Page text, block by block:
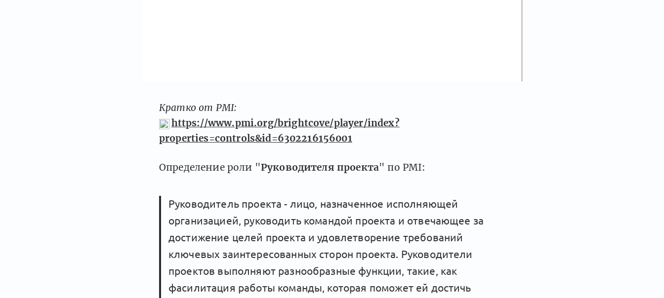
Кратко от PMI:
https://www.pmi.org/brightcove/player/index?
properties=controls&id=6302216156001
Определение роли "Руководителя проекта" по PMI:
Руководитель проекта - лицо, назначенное исполняющей
организацией, руководить командой проекта и отвечающее за
достижение целей проекта и удовлетворение требований
ключевых заинтересованных сторон проекта. Руководители
проектов выполняют разнообразные функции, такие, как
фасилитация работы команды, которая поможет ей достичь